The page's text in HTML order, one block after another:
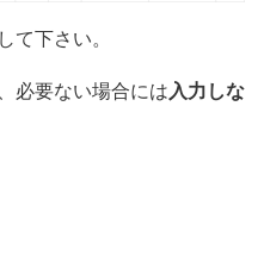
して下さい。
必要ない場合には入力しな